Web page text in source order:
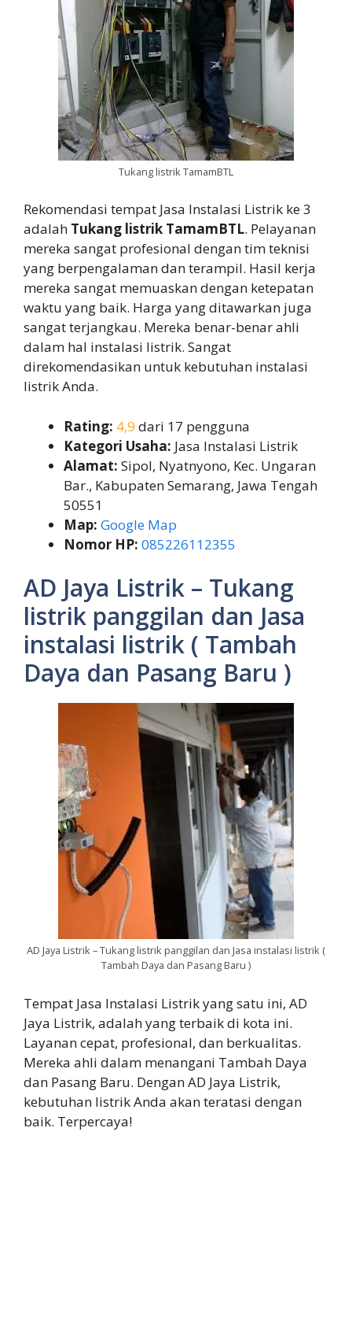
Tukang listrik TamamBTL
Rekomendasi tempat Jasa Instalasi Listrik ke 3
adalah Tukang listrik TamamBTL. Pelayanan
mereka sangat profesional dengan tim teknisi
yang berpengalaman dan terampil. Hasil kerja
mereka sangat memuaskan dengan ketepatan
waktu yang baik. Harga yang ditawarkan juga
sangat terjangkau. Mereka benar-benar ahli
dalam hal instalasi listrik. Sangat
direkomendasikan untuk kebutuhan instalasi
listrik Anda.
Rating: 4,9 dari 17 pengguna
Kategori Usaha: Jasa Instalasi Listrik
Alamat: Sipol, Nyatnyono, Kec. Ungaran
Bar., Kabupaten Semarang, Jawa Tengah
50551
Map: Google Map
Nomor HP: 085226112355
AD Jaya Listrik – Tukang
listrik panggilan dan Jasa
instalasi listrik ( Tambah
Daya dan Pasang Baru )
AD Jaya Listrik – Tukang listrik panggilan dan Jasa instalasi listrik (
Tambah Daya dan Pasang Baru )
Tempat Jasa Instalasi Listrik yang satu ini, AD
Jaya Listrik, adalah yang terbaik di kota ini.
Layanan cepat, profesional, dan berkualitas.
Mereka ahli dalam menangani Tambah Daya
dan Pasang Baru. Dengan AD Jaya Listrik,
kebutuhan listrik Anda akan teratasi dengan
baik. Terpercaya!